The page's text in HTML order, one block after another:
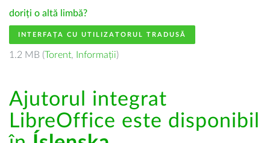
doriți o altă limbă?
INTERFAȚA CU UTILIZATORUL TRADUSĂ
1.2 MB (Torent, Informații)
Ajutorul integrat
LibreOffice este disponibil